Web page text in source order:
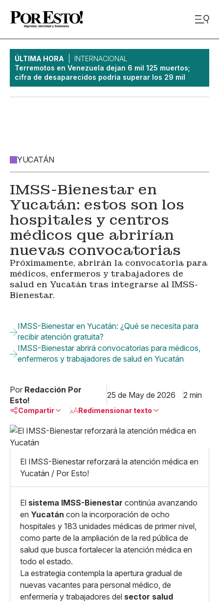
ÚLTIMA HORA
INTERNACIONAL
Terremotos en Venezuela dejan 6 mil 125 muertos;
cifra de desaparecidos podría superar los 29 mil
YUCATÁN
IMSS-Bienestar en
Yucatán: estos son los
hospitales y centros
médicos que abrirían
nuevas convocatorias
Próximamente, abrirán la convocatoria para
médicos, enfermeros y trabajadores de
salud en Yucatán tras integrarse al IMSS-
Bienestar.
IMSS-Bienestar en Yucatán: ¿Qué se necesita para
recibir atención gratuita?
IMSS-Bienestar abrirá convocatorias para médicos,
enfermeros y trabajadores de salud en Yucatán
Por Redacción Por
Esto!
25 de May de 2026 2 min
Compartir
Linkedin
X
Whatsapp
Copiar enlace
Redimensionar texto
Grande
El IMSS-Bienestar reforzará la atención médica en
Yucatán / Por Esto!
El sistema IMSS-Bienestar continúa avanzando
en Yucatán con la incorporación de ocho
hospitales y 183 unidades médicas de primer nivel,
como parte de la ampliación de la red pública de
salud que busca fortalecer la atención médica en
todo el estado.
La estrategia contempla la apertura gradual de
nuevas vacantes para personal médico, de
enfermería y trabajadores del sector salud